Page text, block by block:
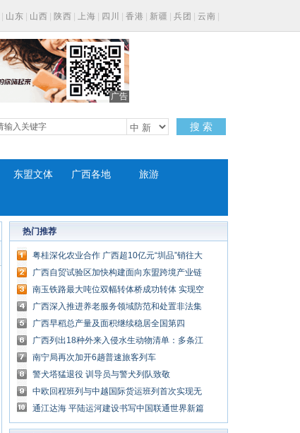
山东 山西 陕西 上海 四川 香港 新疆 兵团 云南
广告
搜 索
东盟文体 广西各地 旅游
热门推荐
粤桂深化农业合作 广西超10亿元“圳品”销往大
湾区
广西自贸试验区加快构建面向东盟跨境产业链
入驻企业超7.6万家
南玉铁路最大吨位双幅转体桥成功转体 实现空
中“牵手”
广西深入推进养老服务领域防范和处置非法集
资工作
广西早稻总产量及面积继续稳居全国第四
广西列出18种外来入侵水生动物清单：多条江
河曾发现鳄雀鳝
南宁局再次加开6趟普速旅客列车
警犬塔猛退役 训导员与警犬列队致敬
中欧回程班列与中越国际货运班列首次实现无
缝衔接
通江达海 平陆运河建设书写中国联通世界新篇
章